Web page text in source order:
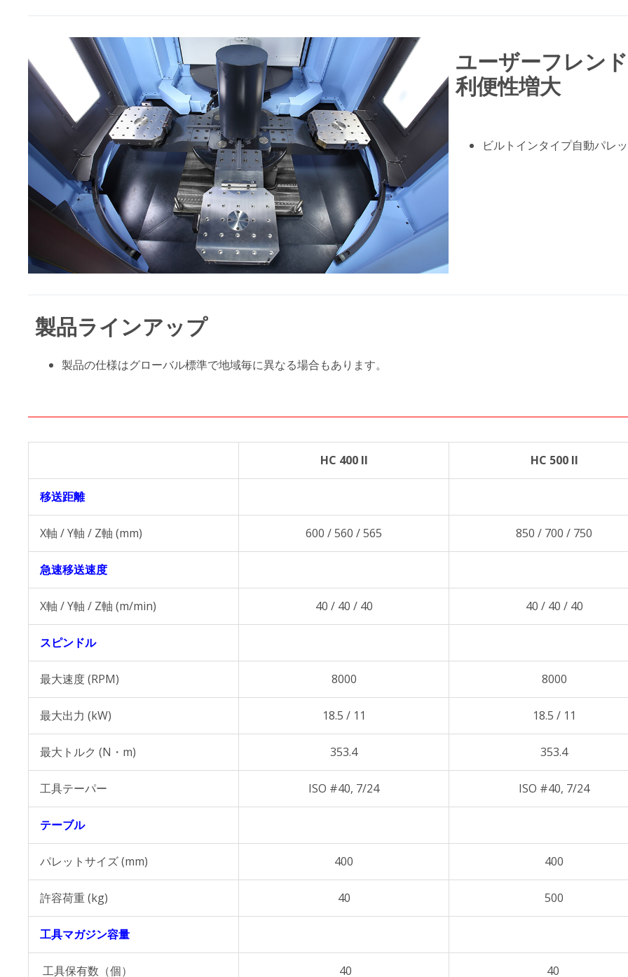
ユーザーフレン
利便性増大
ビルトインタイプ自動パレ
製品ラインアップ
製品の仕様はグローバル標準で地域毎に異なる場合もあります。
HC 400 II HC 500 II
移送距離
X軸 / Y軸 / Z軸 (mm) 600 / 560 / 565 850 / 700 / 750
急速移送速度
X軸 / Y軸 / Z軸 (m/min) 40 / 40 / 40 40 / 40 / 40
スピンドル
最大速度 (RPM) 8000 8000
最大出力 (kW) 18.5 / 11 18.5 / 11
最大トルク (N・m) 353.4 353.4
工具テーパー ISO #40, 7/24 ISO #40, 7/24
テーブル
パレットサイズ (mm) 400 400
許容荷重 (kg) 40 500
工具マガジン容量
工具保有数（個） 40 40